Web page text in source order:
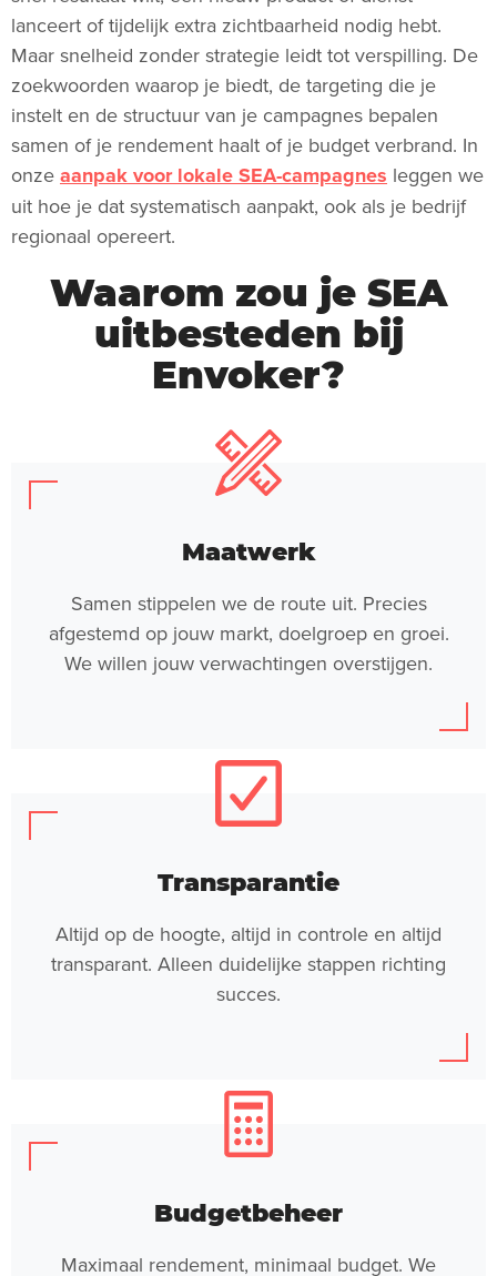
lanceert of tijdelijk extra zichtbaarheid nodig hebt.
Maar snelheid zonder strategie leidt tot verspilling. De
zoekwoorden waarop je biedt, de targeting die je
instelt en de structuur van je campagnes bepalen
samen of je rendement haalt of je budget verbrand. In
onze aanpak voor lokale SEA-campagnes leggen we
uit hoe je dat systematisch aanpakt, ook als je bedrijf
regionaal opereert.
Waarom zou je SEA
uitbesteden bij
Envoker?
Maatwerk
Samen stippelen we de route uit. Precies
afgestemd op jouw markt, doelgroep en groei.
We willen jouw verwachtingen overstijgen.
Transparantie
Altijd op de hoogte, altijd in controle en altijd
transparant. Alleen duidelijke stappen richting
succes.
Budgetbeheer
Maximaal rendement, minimaal budget. We